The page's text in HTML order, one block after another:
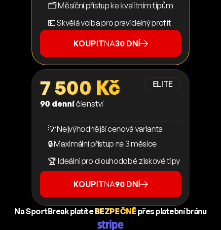
🗂️ Měsíční přístup ke kvalitním tipům
💵 Skvělá volba pro pravidelný profit
KOUPITNA30 DNÍ
ELITE
7 500 Kč
90 denníčlenství
💡 Nejvýhodnější cenová varianta
🔒 Maximální přístup na 3 měsíce
🏆 Ideální pro dlouhodobé ziskové tipy
KOUPITNA90 DNÍ
Na SportBreak platíteBEZPEČNĚ přes platební bránu